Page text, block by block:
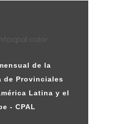
de la
de Provinciales
Latina y el
- CPAL